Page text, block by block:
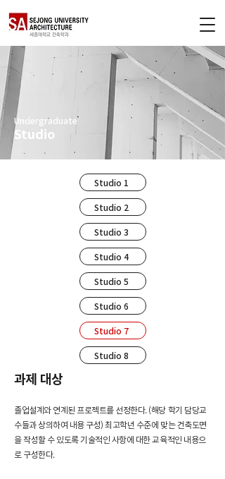
Undergraduate
Studio
Studio 1
Studio 2
Studio 3
Studio 4
Studio 5
Studio 6
Studio 7
Studio 8
과제 대상
졸업설계와 연계된 프로젝트를 선정한다. (해당 학기 담당교
수들과 상의하여 내용 구성) 최고학년 수준에 맞는 건축도면
을 작성할 수 있도록 기술적인 사항에 대한 교육적인 내용으
로 구성한다.